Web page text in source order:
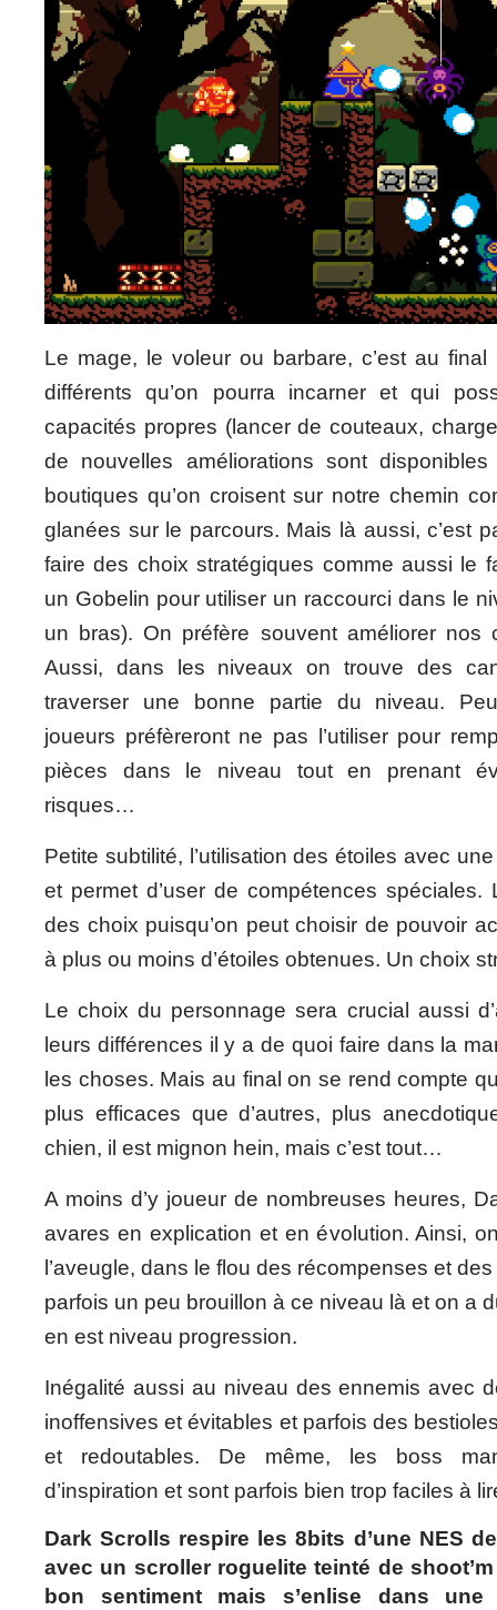
Le mage, le voleur ou barbare, c’est au
différents qu’on pourra incarner et qui
capacités propres (lancer de couteaux,
de nouvelles améliorations sont
boutiques qu’on croisent sur notre chemin
glanées sur le parcours. Mais là aussi, c’est
faire des choix stratégiques comme aussi le
un Gobelin pour utiliser un raccourci dans le
un bras). On préfère souvent améliorer nos
Aussi, dans les niveaux on trouve des
traverser une bonne partie du niveau.
joueurs préfèreront ne pas l’utiliser pour
pièces dans le niveau tout en prenant
risques…
Petite subtilité, l’utilisation des étoiles avec
et permet d’user de compétences
des choix puisqu’on peut choisir de pouvoir
à plus ou moins d’étoiles obtenues. Un choix
Le choix du personnage sera crucial aussi
leurs différences il y a de quoi faire dans la
les choses. Mais au final on se rend compte
plus efficaces que d’autres, plus
chien, il est mignon hein, mais c’est tout…
A moins d’y joueur de nombreuses heures,
avares en explication et en évolution. Ainsi,
l’aveugle, dans le flou des récompenses et
parfois un peu brouillon à ce niveau là et on a
en est niveau progression.
Inégalité aussi au niveau des ennemis avec
inoffensives et évitables et parfois des
et redoutables. De même, les boss
d’inspiration et sont parfois bien trop faciles à
Dark Scrolls respire les 8bits d’une NES
avec un scroller roguelite teinté de
bon sentiment mais s’enlise dans